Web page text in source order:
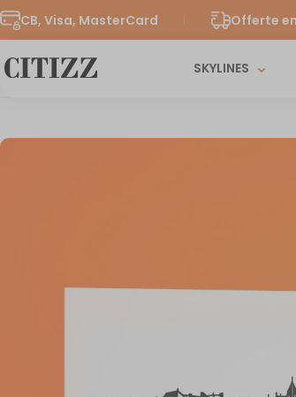
CB, Visa, MasterCard Offerte
SKYLINES